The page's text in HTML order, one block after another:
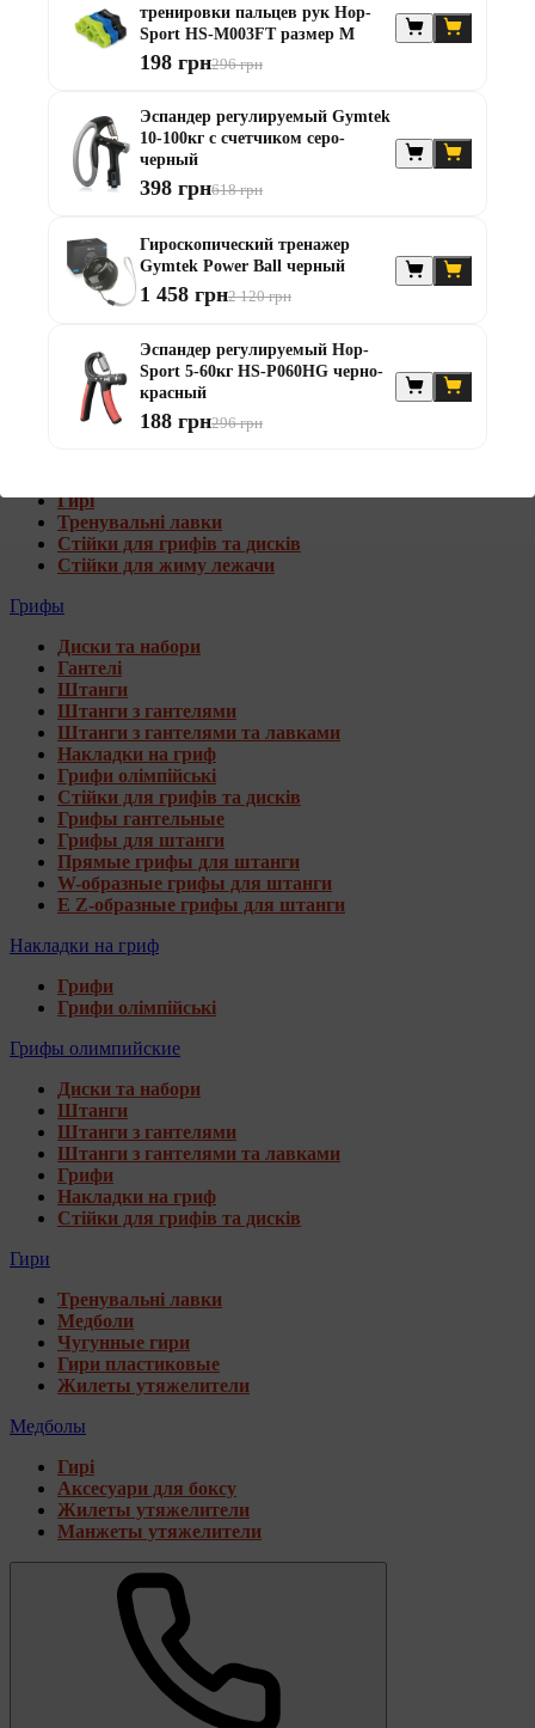
Штанги с w-образным грифом
Жилеты утяжелители
Диски та набори
Гантелі
Штанги
Штанги з гантелями та лавками
Тренувальні лавки
Стійки для грифів та дисків
Стійки для жиму лежачи
Диски та набори
Гантелі
Штанги
Штанги з гантелями
Гирі
Тренувальні лавки
Стійки для грифів та дисків
Стійки для жиму лежачи
Грифы
Диски та набори
Гантелі
Штанги
Штанги з гантелями
Штанги з гантелями та лавками
Накладки на гриф
Грифи олімпійські
Стійки для грифів та дисків
Грифы гантельные
Грифы для штанги
Прямые грифы для штанги
W-образные грифы для штанги
E Z-образные грифы для штанги
Накладки на гриф
Грифи
Грифи олімпійські
Грифы олимпийские
Диски та набори
Штанги
Штанги з гантелями
Штанги з гантелями та лавками
Грифи
Накладки на гриф
Стійки для грифів та дисків
Гири
Тренувальні лавки
Медболи
Чугунные гири
Гири пластиковые
Жилеты утяжелители
Медболы
Гирі
Аксесуари для боксу
Жилеты утяжелители
Манжеты утяжелители
тренировки пальцев рук Hop-
Sport HS-M003FT размер M
198 грн296 грн
Эспандер регулируемый Gymtek
10-100кг с счетчиком серо-
черный
398 грн618 грн
Гироскопический тренажер
Gymtek Power Ball черный
1 458 грн2 120 грн
Эспандер регулируемый Hop-
Sport 5-60кг HS-P060HG черно-
красный
188 грн296 грн